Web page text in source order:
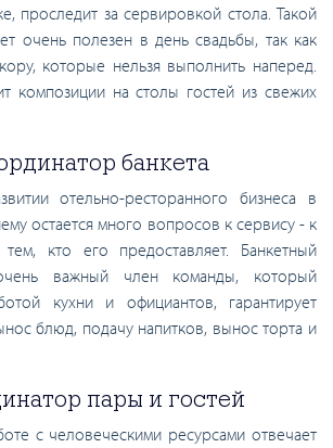
проследит за сервировкой стола. Такой
очень полезен в день свадьбы, так как
которые нельзя выполнить наперед.
композиции на столы гостей из свежих
банкета
отельно-ресторанного бизнеса в
остается много вопросов к сервису - к
кто его предоставляет. Банкетный
важный член команды, который
кухни и официантов, гарантирует
блюд, подачу напитков, вынос торта и
пары и гостей
с человеческими ресурсами отвечает